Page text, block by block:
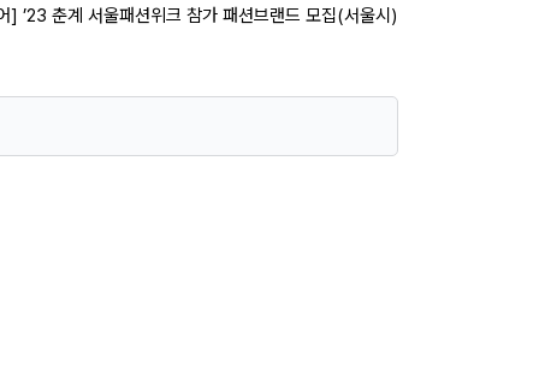
] ’23 춘계 서울패션위크 참가 패션브랜드 모집(서울시)